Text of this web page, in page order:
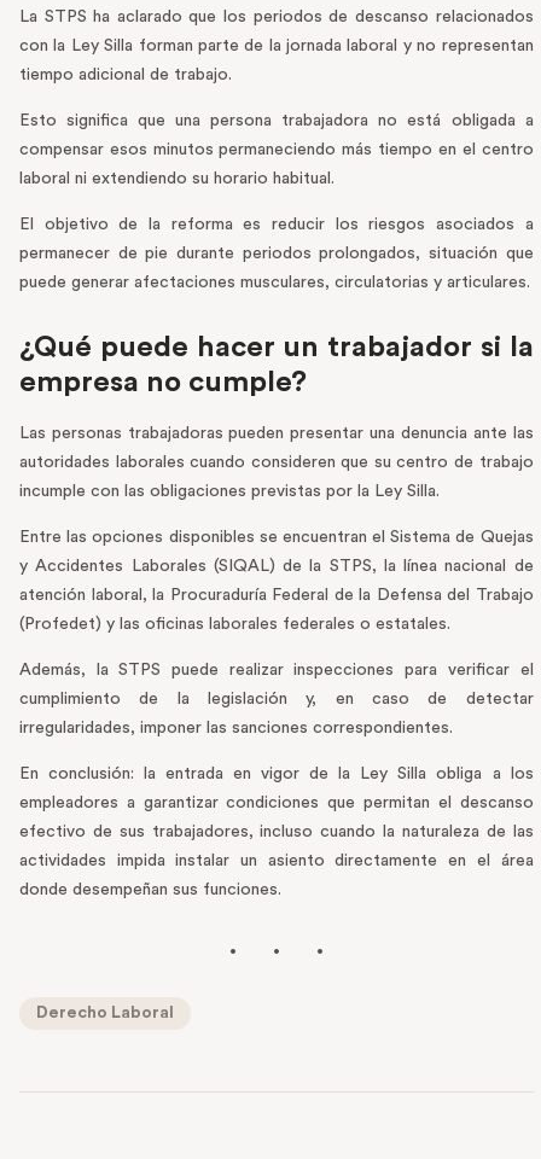
La STPS ha aclarado que los periodos de descanso relacionados
con la Ley Silla forman parte de la jornada laboral y no representan
tiempo adicional de trabajo.
Esto significa que una persona trabajadora no está obligada a
compensar esos minutos permaneciendo más tiempo en el centro
laboral ni extendiendo su horario habitual.
El objetivo de la reforma es reducir los riesgos asociados a
permanecer de pie durante periodos prolongados, situación que
puede generar afectaciones musculares, circulatorias y articulares.
¿Qué puede hacer un trabajador si la
empresa no cumple?
Las personas trabajadoras pueden presentar una denuncia ante las
autoridades laborales cuando consideren que su centro de trabajo
incumple con las obligaciones previstas por la Ley Silla.
Entre las opciones disponibles se encuentran el Sistema de Quejas
y Accidentes Laborales (SIQAL) de la STPS, la línea nacional de
atención laboral, la Procuraduría Federal de la Defensa del Trabajo
(Profedet) y las oficinas laborales federales o estatales.
Además, la STPS puede realizar inspecciones para verificar el
cumplimiento de la legislación y, en caso de detectar
irregularidades, imponer las sanciones correspondientes.
En conclusión: la entrada en vigor de la Ley Silla obliga a los
empleadores a garantizar condiciones que permitan el descanso
efectivo de sus trabajadores, incluso cuando la naturaleza de las
actividades impida instalar un asiento directamente en el área
donde desempeñan sus funciones.
Derecho Laboral